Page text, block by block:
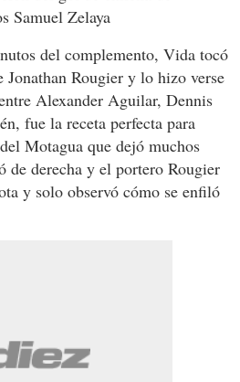
Samuel Zelaya
del complemento, Vida tocó
Jonathan Rougier y lo hizo verse
Alexander Aguilar, Dennis
fue la receta perfecta para
Motagua que dejó muchos
de derecha y el portero Rougier
y solo observó cómo se enfiló